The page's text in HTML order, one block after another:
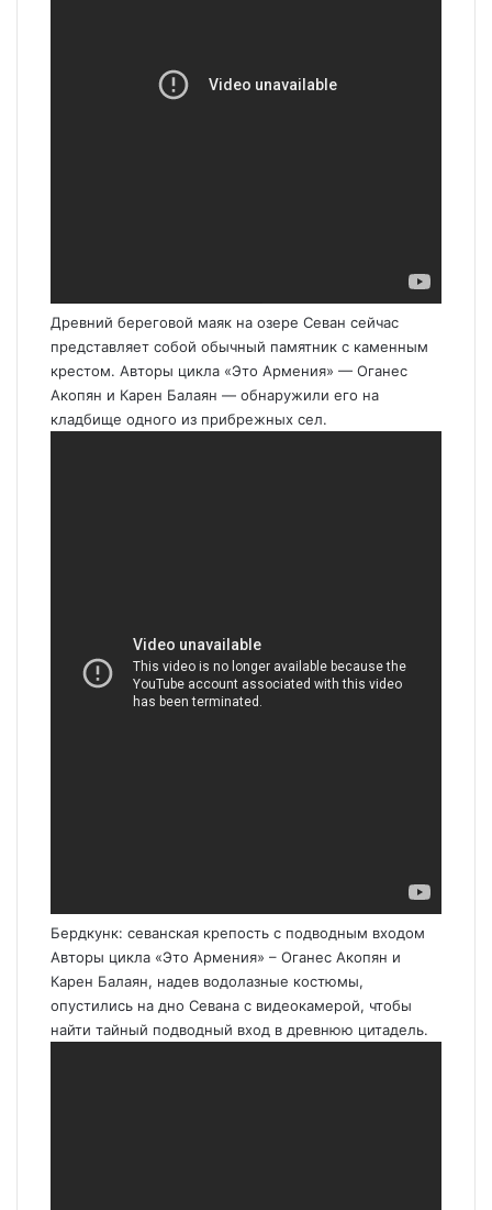
Древний береговой маяк на озере Севан сейчас
представляет собой обычный памятник с каменным
крестом. Авторы цикла «Это Армения» — Оганес
Акопян и Карен Балаян — обнаружили его на
кладбище одного из прибрежных сел.
Бердкунк: севанская крепость с подводным входом
Авторы цикла «Это Армения» – Оганес Акопян и
Карен Балаян, надев водолазные костюмы,
опустились на дно Севана с видеокамерой, чтобы
найти тайный подводный вход в древнюю цитадель.